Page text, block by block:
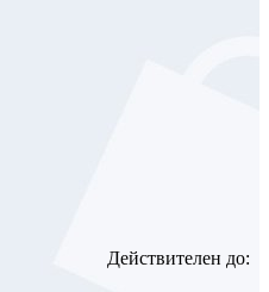
Действителен до: